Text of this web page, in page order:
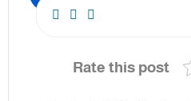
Rate this post